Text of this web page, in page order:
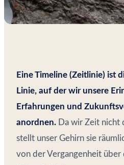
Eine Timeline (Zeitlinie) ist
Linie, auf der wir unsere
Erfahrungen und
anordnen. Da wir Zeit nicht
stellt unser Gehirn sie
von der Vergangenheit